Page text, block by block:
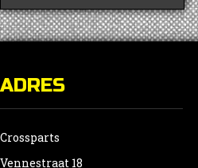
ADRES
Crossparts
Vennestraat 18